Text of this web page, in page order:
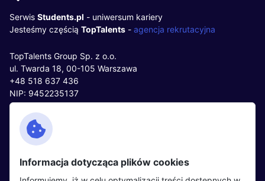
Serwis Students.pl - uniwersum kariery
Jesteśmy częścią TopTalents - agencja rekrutacyjna
TopTalents Group Sp. z o.o.
ul. Twarda 18, 00-105 Warszawa
+48 518 637 436
NIP: 9452235137
Kontakt
Facebook
Twitter
Partnerzy
Informacja dotycząca plików cookies